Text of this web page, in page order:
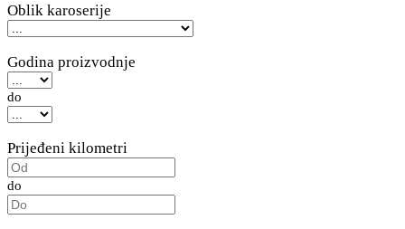
Oblik karoserije
Godina proizvodnje
do
Prijeđeni kilometri
do